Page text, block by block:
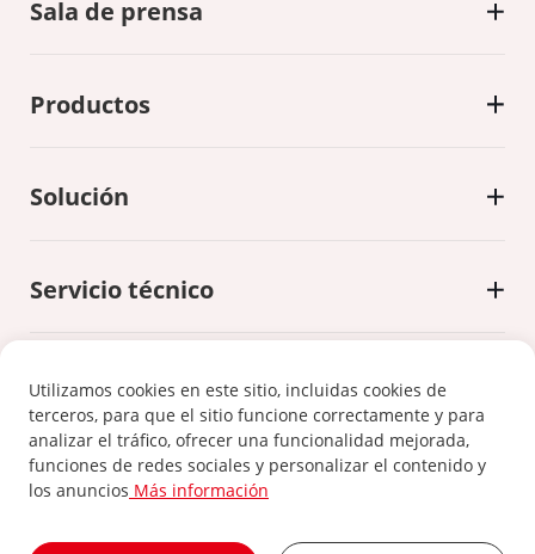
Utilizamos cookies en este sitio, incluidas cookies de
terceros, para que el sitio funcione correctamente y para
analizar el tráfico, ofrecer una funcionalidad mejorada,
funciones de redes sociales y personalizar el contenido y
los anuncios Más información
Sala de prensa
Productos
Solución
Servicio técnico
©2024 Xiamen Kehua Digital Energy Tech Co.,Ltd
Política de privacidad Política de cookies